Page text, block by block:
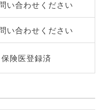
い合わせください
い合わせください
険医登録済